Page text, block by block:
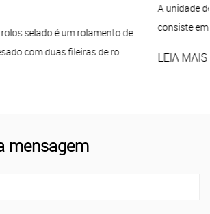
travesseiro é um conjunto de rolamento
um alojamento — normalmente ferro fundido, aço
mensagem